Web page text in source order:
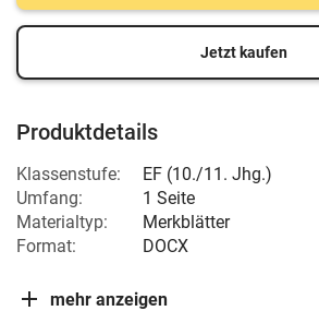
Jetzt kaufen
Produktdetails
Klassenstufe:
EF (10./11. Jhg.)
Umfang:
1 Seite
Materialtyp:
Merkblätter
Format:
DOCX
mehr anzeigen